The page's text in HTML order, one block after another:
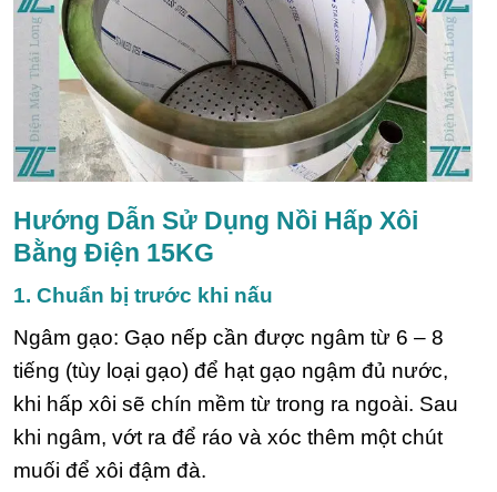
Hướng Dẫn Sử Dụng Nồi Hấp Xôi
Bằng Điện 15KG
1. Chuẩn bị trước khi nấu
Ngâm gạo: Gạo nếp cần được ngâm từ 6 – 8
tiếng (tùy loại gạo) để hạt gạo ngậm đủ nước,
khi hấp xôi sẽ chín mềm từ trong ra ngoài. Sau
khi ngâm, vớt ra để ráo và xóc thêm một chút
muối để xôi đậm đà.